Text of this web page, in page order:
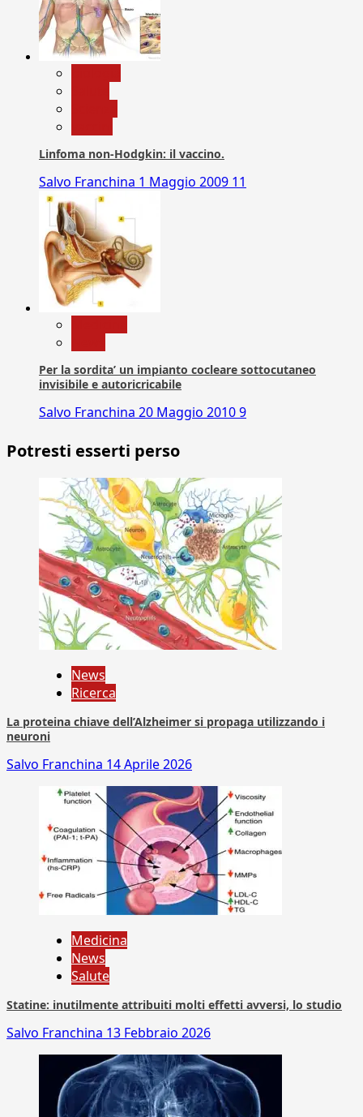
Linfoma non-Hodgkin: il vaccino.
Salvo Franchina 1 Maggio 2009 11
Per la sordita’ un impianto cocleare sottocutaneo
invisibile e autoricricabile
Salvo Franchina 20 Maggio 20109
Potresti esserti perso
News
Ricerca
La proteina chiave dell’Alzheimer si propaga utilizzando i
neuroni
Salvo Franchina 14 Aprile 2026
Medicina
News
Salute
Statine: inutilmente attribuiti molti effetti avversi, lo studio
Salvo Franchina 13 Febbraio 2026